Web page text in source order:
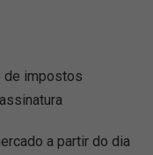
de impostos
a partir do dia